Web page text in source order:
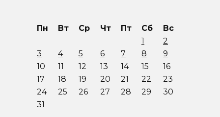
Пн Вт Ср Чт Пт Сб
Вс
1
2
3
4 5 6 7 8
9
10
11 12 13 14 15
16
17
18 19 20 21 22
23
24
25 26 27 28 29
30
31